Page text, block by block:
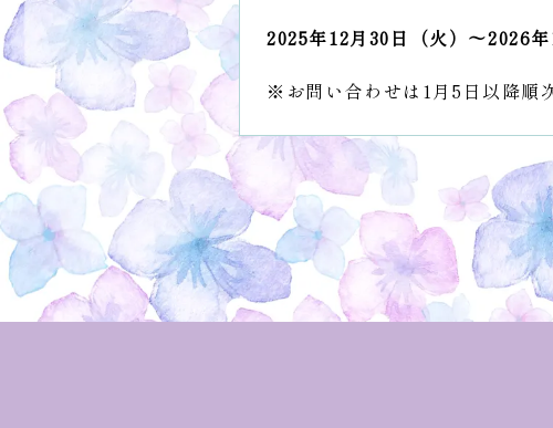
2025年12月30日（火）～2026年
※お問い合わせは1月5日以降順